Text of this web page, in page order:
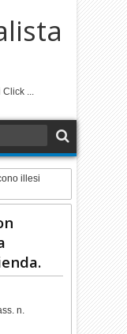
Click ...
illesi
n.